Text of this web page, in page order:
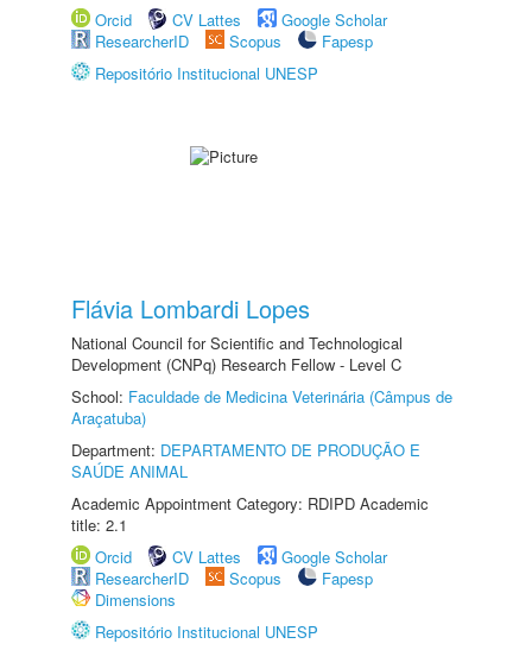
Orcid
CV Lattes
Google Scholar
ResearcherID
Scopus
Fapesp
Repositório Institucional UNESP
Flávia Lombardi Lopes
National Council for Scientific and Technological
Development (CNPq) Research Fellow - Level C
School: Faculdade de Medicina Veterinária (Câmpus de
Araçatuba)
Department: DEPARTAMENTO DE PRODUÇÃO E
SAÚDE ANIMAL
Academic Appointment Category: RDIPD Academic
title: 2.1
Orcid
CV Lattes
Google Scholar
ResearcherID
Scopus
Fapesp
Dimensions
Repositório Institucional UNESP